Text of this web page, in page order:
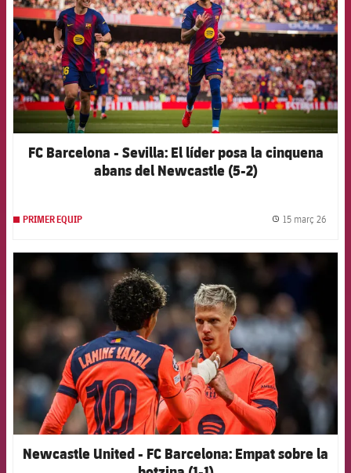
FC Barcelona - Sevilla: El líder posa la cinquena
abans del Newcastle (5-2)
PRIMER EQUIP 15 març 26
FCB Barcelona badge
Newcastle United - FC Barcelona: Empat sobre la